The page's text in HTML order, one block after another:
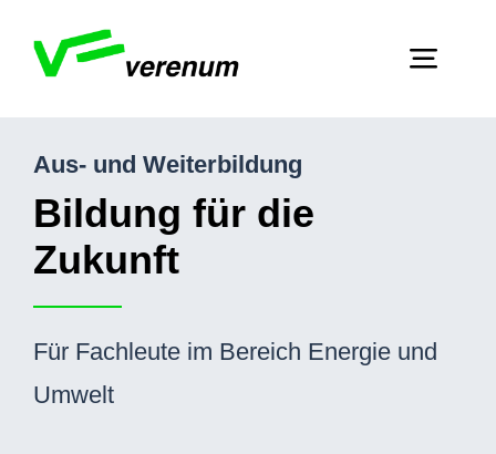
Dienstleistungen
Über Verenum
Publikationen
Kontakt
Aus- und Weiterbildung
Bildung für die
Zukunft
Für Fachleute im Bereich Energie und
Umwelt